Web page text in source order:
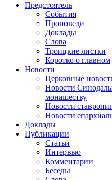
Предстоятель
События
Проповеди
Доклады
Слова
Троицкие листки
Коротко о главном
Новости
Церковные
Новости
монашеству
Новости
Новости
Доклады
Публикации
Статьи
Интервью
Комментарии
Беседы